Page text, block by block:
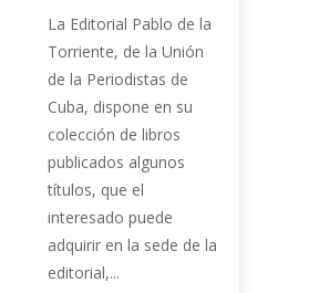
La Editorial Pablo de la
Torriente, de la Unión
de la Periodistas de
Cuba, dispone en su
colección de libros
publicados algunos
títulos, que el
interesado puede
adquirir en la sede de la
editorial,...